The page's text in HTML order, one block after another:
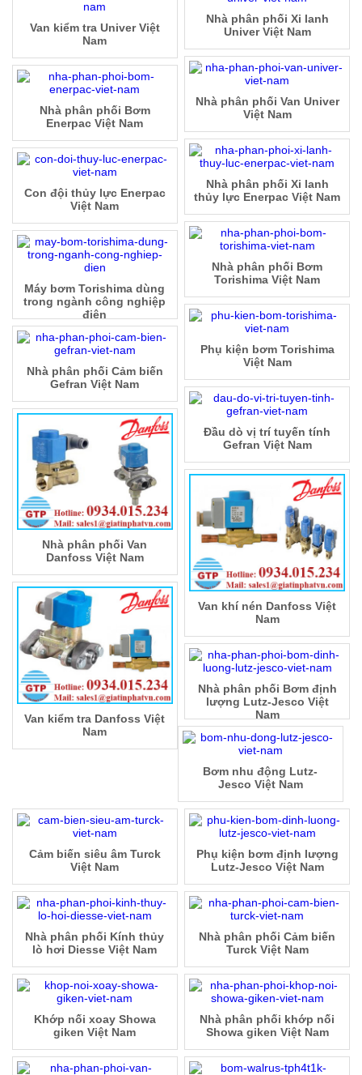
Nhà phân phối Xi lanh
Univer Việt Nam
Van kiểm tra Univer Việt
Nam
Nhà phân phối Van Univer
Việt Nam
Nhà phân phối Bơm
Enerpac Việt Nam
Nhà phân phối Xi lanh
thủy lực Enerpac Việt Nam
Con đội thủy lực Enerpac
Việt Nam
Nhà phân phối Bơm
Torishima Việt Nam
Máy bơm Torishima dùng
trong ngành công nghiệp
điện
Phụ kiện bơm Torishima
Việt Nam
Nhà phân phối Cảm biến
Gefran Việt Nam
Đầu dò vị trí tuyến tính
Gefran Việt Nam
Nhà phân phối Van
Danfoss Việt Nam
Van khí nén Danfoss Việt
Nam
Van kiểm tra Danfoss Việt
Nam
Nhà phân phối Bơm định
lượng Lutz-Jesco Việt
Nam
Bơm nhu động Lutz-
Jesco Việt Nam
Phụ kiện bơm định lượng
Lutz-Jesco Việt Nam
Cảm biến siêu âm Turck
Việt Nam
Nhà phân phối Cảm biến
Turck Việt Nam
Nhà phân phối Kính thủy
lò hơi Diesse Việt Nam
Nhà phân phối khớp nối
Showa giken Việt Nam
Khớp nối xoay Showa
giken Việt Nam